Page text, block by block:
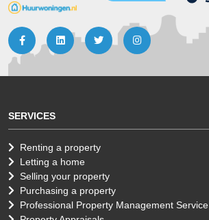
SERVICES
Renting a property
Letting a home
Selling your property
Purchasing a property
Professional Property Management Service